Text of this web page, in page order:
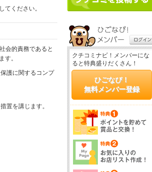
ください。
会的責務であると
す。
護に関するコンプ
置を講じます。
クチコミナビ！メンバーにな
ると特典盛りだくさん！
ひごなび！
無料メンバー登録